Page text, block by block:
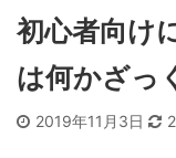
初心者向け
は何かざっ
2019年11月3日